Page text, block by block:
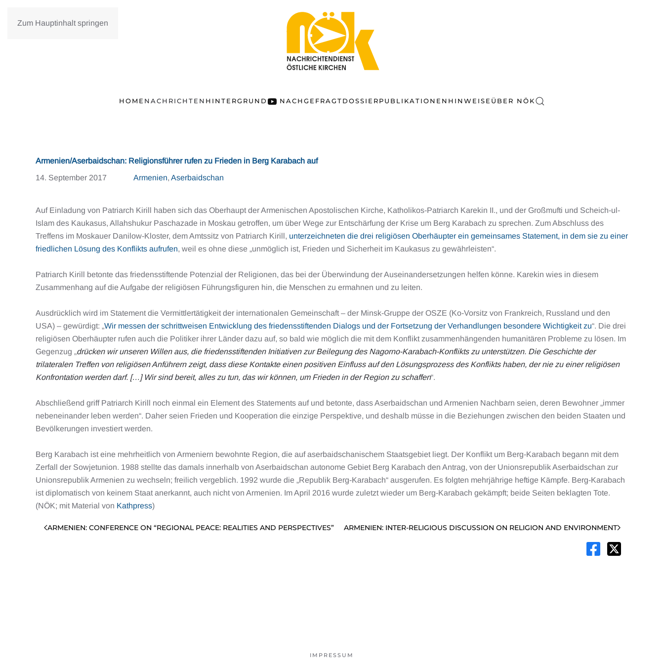
Zum Hauptinhalt springen
HOME NACHRICHTEN HINTERGRUND NACHGEFRAGTDOSSIERPUBLIKATIONEN HINWEISE ÜBER NÖK
Armenien/Aserbaidschan: Religionsführer rufen zu Frieden in Berg Karabach auf
14. September 2017
Armenien, Aserbaidschan
Auf Einladung von Patriarch Kirill haben sich das Oberhaupt der Armenischen Apostolischen Kirche, Katholikos-Patriarch Karekin II., und der Großmufti und Scheich-ul-
Islam des Kaukasus, Allahshukur Paschazade in Moskau getroffen, um über Wege zur Entschärfung der Krise um Berg Karabach zu sprechen. Zum Abschluss des
Treffens im Moskauer Danilow-Kloster, dem Amtssitz von Patriarch Kirill, unterzeichneten die drei religiösen Oberhäupter ein gemeinsames Statement, in dem sie zu einer
friedlichen Lösung des Konflikts aufrufen, weil es ohne diese „unmöglich ist, Frieden und Sicherheit im Kaukasus zu gewährleisten“.
Patriarch Kirill betonte das friedensstiftende Potenzial der Religionen, das bei der Überwindung der Auseinandersetzungen helfen könne. Karekin wies in diesem
Zusammenhang auf die Aufgabe der religiösen Führungsfiguren hin, die Menschen zu ermahnen und zu leiten.
Ausdrücklich wird im Statement die Vermittlertätigkeit der internationalen Gemeinschaft – der Minsk-Gruppe der OSZE (Ko-Vorsitz von Frankreich, Russland und den
USA) – gewürdigt: „Wir messen der schrittweisen Entwicklung des friedensstiftenden Dialogs und der Fortsetzung der Verhandlungen besondere Wichtigkeit zu“. Die drei
religiösen Oberhäupter rufen auch die Politiker ihrer Länder dazu auf, so bald wie möglich die mit dem Konflikt zusammenhängenden humanitären Probleme zu lösen. Im
Gegenzug „drücken wir unseren Willen aus, die friedensstiftenden Initiativen zur Beilegung des Nagorno-Karabach-Konflikts zu unterstützen. Die Geschichte der
trilateralen Treffen von religiösen Anführern zeigt, dass diese Kontakte einen positiven Einfluss auf den Lösungsprozess des Konflikts haben, der nie zu einer religiösen
Konfrontation werden darf. […] Wir sind bereit, alles zu tun, das wir können, um Frieden in der Region zu schaffen“.
Abschließend griff Patriarch Kirill noch einmal ein Element des Statements auf und betonte, dass Aserbaidschan und Armenien Nachbarn seien, deren Bewohner „immer
nebeneinander leben werden“. Daher seien Frieden und Kooperation die einzige Perspektive, und deshalb müsse in die Beziehungen zwischen den beiden Staaten und
Bevölkerungen investiert werden.
Berg Karabach ist eine mehrheitlich von Armeniern bewohnte Region, die auf aserbaidschanischem Staatsgebiet liegt. Der Konflikt um Berg-Karabach begann mit dem
Zerfall der Sowjetunion. 1988 stellte das damals innerhalb von Aserbaidschan autonome Gebiet Berg Karabach den Antrag, von der Unionsrepublik Aserbaidschan zur
Unionsrepublik Armenien zu wechseln; freilich vergeblich. 1992 wurde die „Republik Berg-Karabach“ ausgerufen. Es folgten mehrjährige heftige Kämpfe. Berg-Karabach
ist diplomatisch von keinem Staat anerkannt, auch nicht von Armenien. Im April 2016 wurde zuletzt wieder um Berg-Karabach gekämpft; beide Seiten beklagten Tote.
(NÖK; mit Material von Kathpress)
ARMENIEN: CONFERENCE ON “REGIONAL PEACE: REALITIES AND PERSPECTIVES” ARMENIEN: INTER-RELIGIOUS DISCUSSION ON RELIGION AND ENVIRONMENT
IMPRESSUM